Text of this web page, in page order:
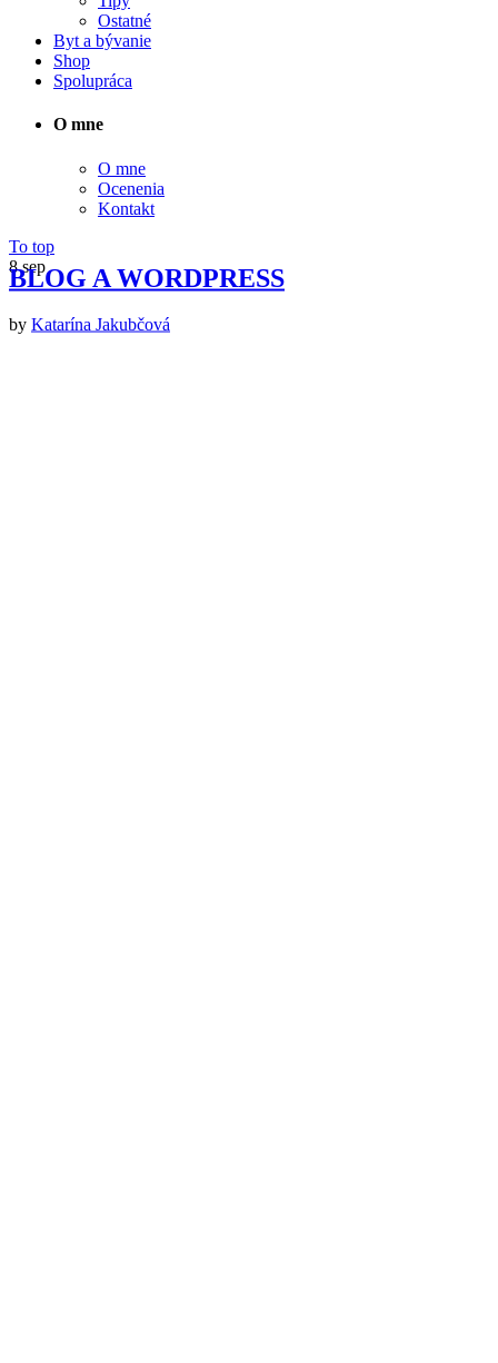
Ostatné
Byt a bývanie
Shop
Spolupráca
O mne
O mne
Ocenenia
Kontakt
To top
8sep
BLOG A WORDPRESS
by Katarína Jakubčová